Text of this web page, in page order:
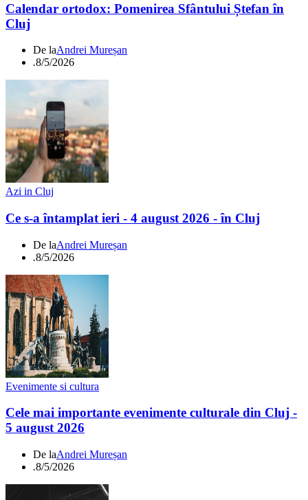
Calendar ortodox: Pomenirea Sfântului Ștefan în
Cluj
De laAndrei Mureșan
.8/5/2026
Azi in Cluj
Ce s-a întamplat ieri - 4 august 2026 - în Cluj
De laAndrei Mureșan
.8/5/2026
Evenimente si cultura
Cele mai importante evenimente culturale din Cluj -
5 august 2026
De laAndrei Mureșan
.8/5/2026